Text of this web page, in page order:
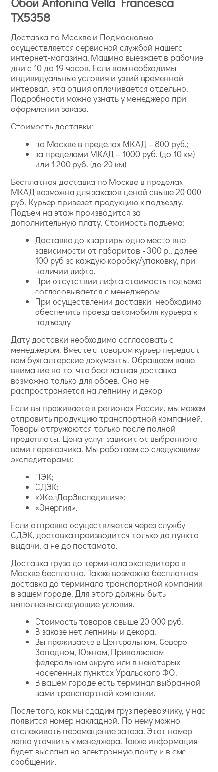
TX5358
Доставка по Москве и Подмосковью
осуществляется сервисной службой нашего
интернет-магазина. Машина выезжает в рабочие
дни с 10 до 19 часов. Если вам необходимы
индивидуальные условия и узкий временной
интервал, эта опция оплачивается отдельно.
Подробности можно узнать у менеджера при
оформлении заказа.
Стоимость доставки:
по Москве в пределах МКАД – 800 руб.;
за пределами МКАД – 1000 руб. (до 10 км)
или 1 200 руб. (до 20 км).
Бесплатная доставка по Москве в пределах
МКАД возможна для заказов ценой свыше 20 000
руб. Курьер привезет продукцию к подъезду.
Подъем на этаж производится за
дополнительную плату. Стоимость подъема:
Доставка до квартиры одно место вне
зависимости от габаритов - 300 р., далее
100 руб за каждую коробку/упаковку, при
наличии лифта.
При отсутствии лифта стоимость подъема
согласовывается с менеджером.
При осуществлении доставки необходимо
обеспечить проезд автомобиля курьера к
подъезду
Дату доставки необходимо согласовать с
менеджером. Вместе с товаром курьер передаст
вам бухгалтерские документы. Обращаем ваше
внимание на то, что бесплатная доставка
возможна только для обоев. Она не
распространяется на лепнину и декор.
Если вы проживаете в регионах России, мы можем
отправить продукцию транспортной компанией.
Товары отгружаются только после полной
предоплаты. Цена услуг зависит от выбранного
вами перевозчика. Мы работаем со следующими
экспедиторами:
ПЭК;
СДЭК;
«ЖелДорЭкспедиция»;
«Энергия».
Если отправка осуществляется через службу
СДЭК, доставка производится только до пункта
выдачи, а не до постамата.
Доставка груза до терминала экспедитора в
Москве бесплатна. Также возможна бесплатная
доставка до терминала транспортной компании
в вашем городе. Для этого должны быть
выполнены следующие условия.
Стоимость товаров свыше 20 000 руб.
В заказе нет лепнины и декора.
Вы проживаете в Центральном, Северо-
Западном, Южном, Приволжском
федеральном округе или в некоторых
населенных пунктах Уральского ФО.
В вашем городе есть терминал выбранной
вами транспортной компании.
После того, как мы сдадим груз перевозчику, у нас
появится номер накладной. По нему можно
отслеживать перемещение заказа. Этот номер
легко уточнить у менеджера. Также информация
будет выслана на электронную почту и в смс
сообщении.